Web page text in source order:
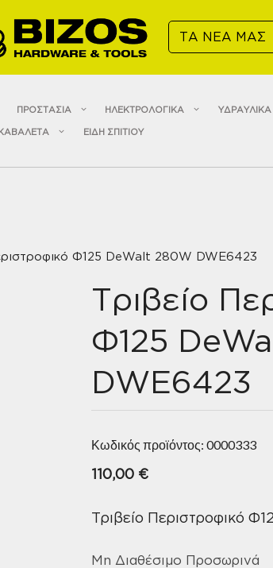
ΤΑ ΝΕΑ ΜΑΣ
ΠΡΟΣΤΑΣΙΑ ΗΛΕΚΤΡΟΛΟΓΙΚΑ ΥΔΡΑΥΛΙΚΑ
ΕΙΔΗ ΣΠΙΤΙΟΥ
Φ125 DeWalt 280W DWE6423
Τριβείο
Φ125
DWE6423
Κωδικός προϊόντος: 0000333
110,00 €
Τριβείο Περιστροφικό
Μη Διαθέσιμο Προσωρινά